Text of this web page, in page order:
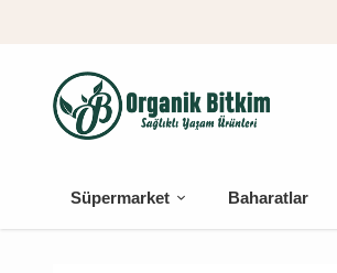
Süpermarket Baharatlar